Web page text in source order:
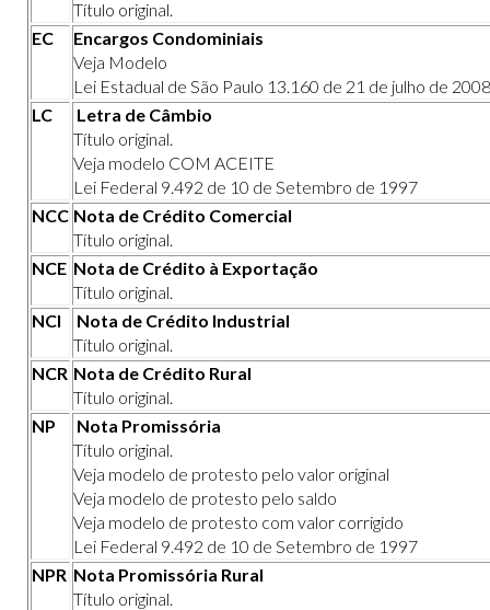
Título original.
EC
Encargos Condominiais
Veja Modelo
Lei Estadual de São Paulo 13.160 de 21 de julho de
LC
Letra de Câmbio
Título original.
Veja modelo COM ACEITE
Lei Federal 9.492 de 10 de Setembro de 1997
NCC Nota de Crédito Comercial
Título original.
NCE Nota de Crédito à Exportação
Título original.
NCI
Nota de Crédito Industrial
Título original.
NCR Nota de Crédito Rural
Título original.
NP
Nota Promissória
Título original.
Veja modelo de protesto pelo valor original
Veja modelo de protesto pelo saldo
Veja modelo de protesto com valor corrigido
Lei Federal 9.492 de 10 de Setembro de 1997
NPR Nota Promissória Rural
Título original.